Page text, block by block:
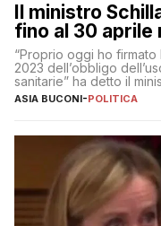
Il ministro
fino al 30
“Proprio oggi ho
2023 dell’obbligo
sanitarie” ha detto il
ASIA BUCONI-POLITICA